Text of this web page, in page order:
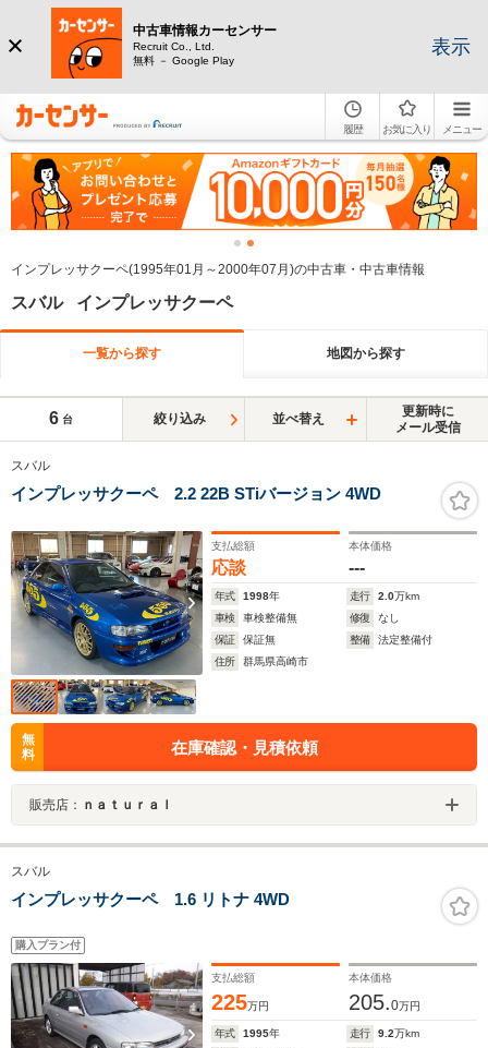
中古車情報カーセンサー
Recruit Co., Ltd.
無料 － Google Play
表示
履歴 お気に入り メニュー
インプレッサクーペ(1995年01月～2000年07月)の中古車・中古車情報
スバル インプレッサクーペ
一覧から探す 地図から探す
6 台 絞り込み 並べ替え
更新時に
メール受信
スバル
インプレッサクーペ 2.2 22B STiバージョン 4WD
支払総額
応談
本体価格
---
年式 1998年 走行 2.0万km
車検
車検整備無 修復
なし
保証
保証無 整備
法定整備付
住所
群馬県高崎市
無
料
在庫確認・見積依頼
販売店： ｎａｔｕｒａｌ
スバル
インプレッサクーペ 1.6 リトナ 4WD
購入プラン付
支払総額
225万円
本体価格
205.0万円
年式 1995年 走行 9.2万km